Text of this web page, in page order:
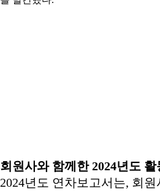
회원사와 함께한 2024년도 활
2024년도 연차보고서는, 회